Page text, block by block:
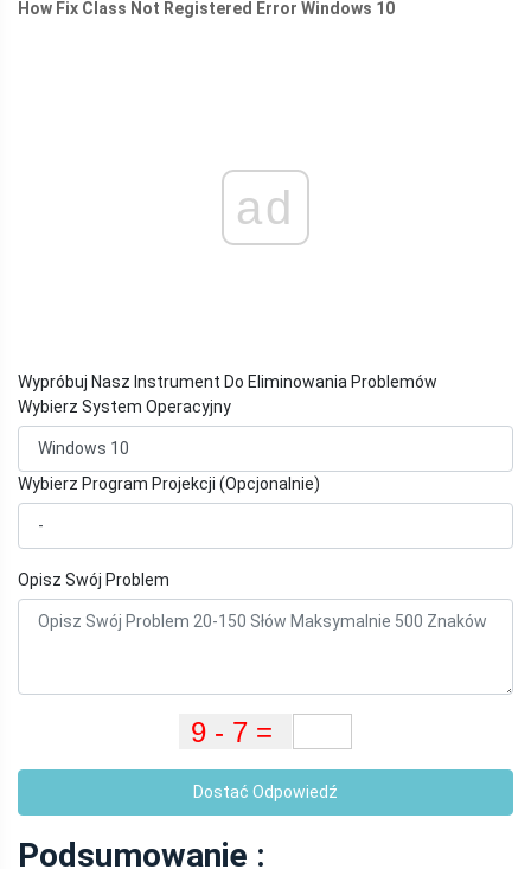
How Fix Class Not Registered Error Windows 10
ad
Wypróbuj Nasz Instrument Do Eliminowania Problemów
Wybierz System Operacyjny
Wybierz Program Projekcji (Opcjonalnie)
Opisz Swój Problem
Dostać Odpowiedź
Podsumowanie :